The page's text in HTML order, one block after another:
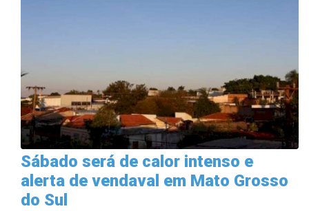
Sábado será de calor intenso e
alerta de vendaval em Mato Grosso
do Sul